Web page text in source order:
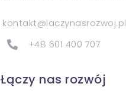
kontakt@laczynasrozwoj.pl
+48 601 400 707
Łączy nas rozwój